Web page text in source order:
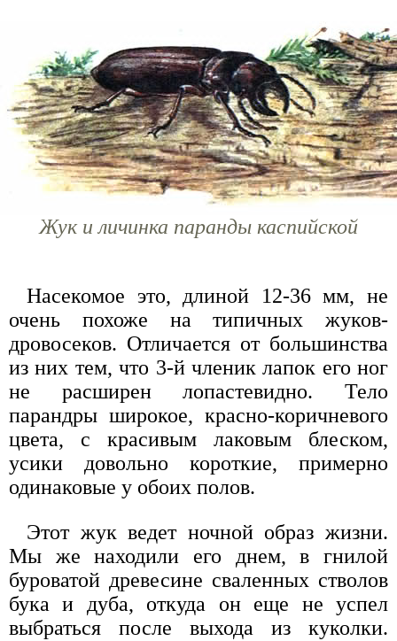
Жук и личинка паранды каспийской
Насекомое это, длиной 12-36 мм, не
очень похоже на типичных жуков-
дровосеков. Отличается от большинства
из них тем, что 3-й членик лапок его ног
не расширен лопастевидно. Тело
парандры широкое, красно-коричневого
цвета, с красивым лаковым блеском,
усики довольно короткие, примерно
одинаковые у обоих полов.
Этот жук ведет ночной образ жизни.
Мы же находили его днем, в гнилой
буроватой древесине сваленных стволов
бука и дуба, откуда он еще не успел
выбраться после выхода из куколки.